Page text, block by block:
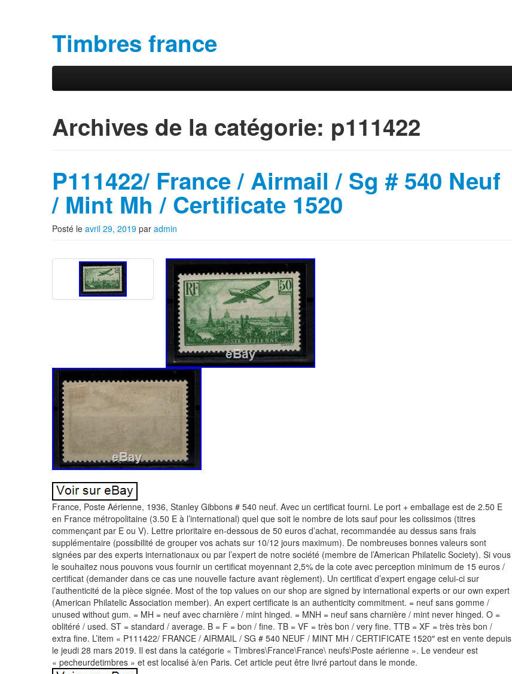
Timbres france
Menu principal
Archives de la catégorie: p111422
P111422/ France / Airmail / Sg # 540 Neuf
/ Mint Mh / Certificate 1520
Posté le avril 29, 2019 par admin
France, Poste Aérienne, 1936, Stanley Gibbons # 540 neuf. Avec un certificat fourni. Le port + emballage est de 2.50 E
en France métropolitaine (3.50 E à l’international) quel que soit le nombre de lots sauf pour les colissimos (titres
commençant par E ou V). Lettre prioritaire en-dessous de 50 euros d’achat, recommandée au dessus sans frais
supplémentaire (possibilité de grouper vos achats sur 10/12 jours maximum). De nombreuses bonnes valeurs sont
signées par des experts internationaux ou par l’expert de notre société (membre de l’American Philatelic Society). Si vous
le souhaitez nous pouvons vous fournir un certificat moyennant 2,5% de la cote avec perception minimum de 15 euros /
certificat (demander dans ce cas une nouvelle facture avant règlement). Un certificat d’expert engage celui-ci sur
l’authenticité de la pièce signée. Most of the top values on our shop are signed by international experts or our own expert
(American Philatelic Association member). An expert certificate is an authenticity commitment. = neuf sans gomme /
unused without gum. = MH = neuf avec charnière / mint hinged. = MNH = neuf sans charnière / mint never hinged. O =
oblitéré / used. ST = standard / average. B = F = bon / fine. TB = VF = très bon / very fine. TTB = XF = très très bon /
extra fine. L’item « P111422/ FRANCE / AIRMAIL / SG # 540 NEUF / MINT MH / CERTIFICATE 1520″ est en vente depuis
le jeudi 28 mars 2019. Il est dans la catégorie « Timbres\France\France\ neufs\Poste aérienne ». Le vendeur est
« pecheurdetimbres » et est localisé à/en Paris. Cet article peut être livré partout dans le monde.